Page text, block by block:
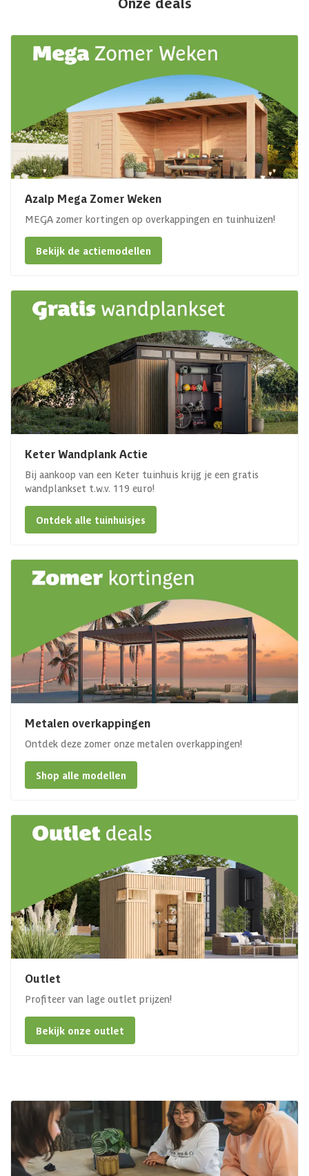
Azalp Mega Zomer Weken
MEGA zomer kortingen op overkappingen en tuinhuizen!
Bekijk de actiemodellen
Keter Wandplank Actie
Bij aankoop van een Keter tuinhuis krijg je een gratis
wandplankset t.w.v. 119 euro!
Ontdek alle tuinhuisjes
Metalen overkappingen
Ontdek deze zomer onze metalen overkappingen!
Shop alle modellen
Outlet
Profiteer van lage outlet prijzen!
Bekijk onze outlet